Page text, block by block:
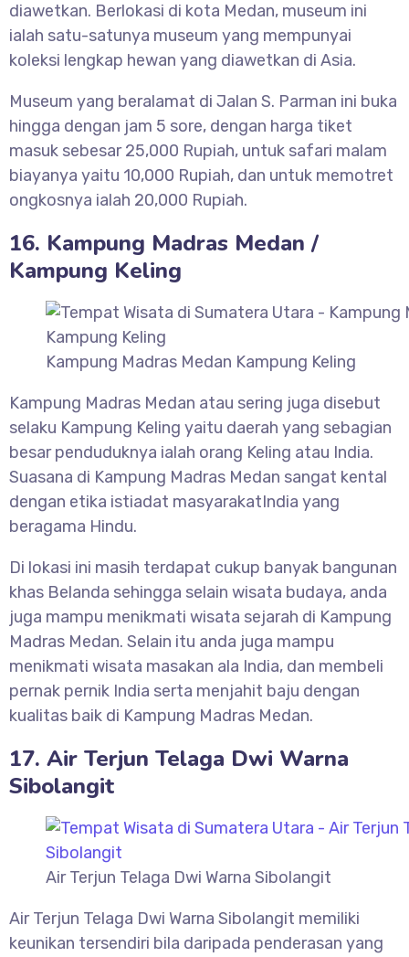
diawetkan. Berlokasi di kota Medan, museum ini
ialah satu-satunya museum yang mempunyai
koleksi lengkap hewan yang diawetkan di Asia.
Museum yang beralamat di Jalan S. Parman ini buka
hingga dengan jam 5 sore, dengan harga tiket
masuk sebesar 25,000 Rupiah, untuk safari malam
biayanya yaitu 10,000 Rupiah, dan untuk memotret
ongkosnya ialah 20,000 Rupiah.
16. Kampung Madras Medan /
Kampung Keling
Kampung Madras Medan Kampung Keling
Kampung Madras Medan atau sering juga disebut
selaku Kampung Keling yaitu daerah yang sebagian
besar penduduknya ialah orang Keling atau India.
Suasana di Kampung Madras Medan sangat kental
dengan etika istiadat masyarakatIndia yang
beragama Hindu.
Di lokasi ini masih terdapat cukup banyak bangunan
khas Belanda sehingga selain wisata budaya, anda
juga mampu menikmati wisata sejarah di Kampung
Madras Medan. Selain itu anda juga mampu
menikmati wisata masakan ala India, dan membeli
pernak pernik India serta menjahit baju dengan
kualitas baik di Kampung Madras Medan.
17. Air Terjun Telaga Dwi Warna
Sibolangit
Air Terjun Telaga Dwi Warna Sibolangit
Air Terjun Telaga Dwi Warna Sibolangit memiliki
keunikan tersendiri bila daripada penderasan yang